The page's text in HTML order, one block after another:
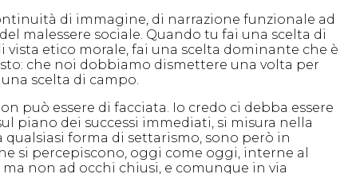
di immagine, di narrazione funzionale ad
malessere sociale. Quando tu fai una scelta di
etico morale, fai una scelta dominante che è
che noi dobbiamo dismettere una volta per
scelta di campo.
può essere di facciata. Io credo ci debba essere
piano dei successi immediati, si misura nella
forma di settarismo, sono però in
si percepiscono, oggi come oggi, interne al
non ad occhi chiusi, e comunque in via